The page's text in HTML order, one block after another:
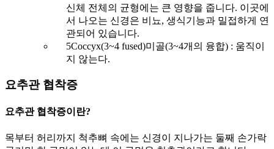
신체 전체의 균형에는 큰 영향을 줍니다. 이곳에
서 나오는 신경은 비뇨, 생식기능과 밀접하게 연
관되어 있습니다.
5Coccyx(3~4 fused)미골(3~4개의 융합) : 움직이
지 않는다.
요추관 협착증
요추관 협착증이란?
목부터 허리까지 척추뼈 속에는 신경이 지나가는 둘째 손가락